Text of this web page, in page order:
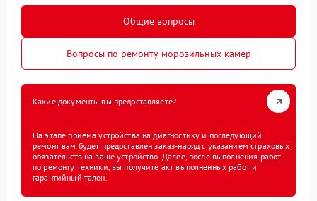
Общие вопросы
Вопросы по ремонту морозильных камер
Какие документы вы предоставляете?
На этапе приема устройства на диагностику и последующий
ремонт вам будет предоставлен заказ-наряд с указанием страховых
обязательств на ваше устройство. Далее, после выполнения работ
по ремонту техники, вы получите акт выполненных работ и
гарантийный талон.